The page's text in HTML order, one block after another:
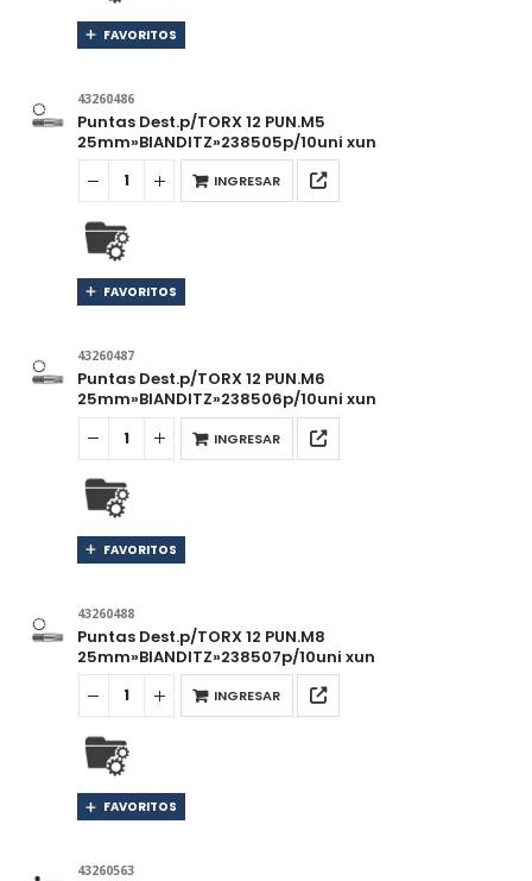
FAVORITOS
43260486
Puntas Dest.p/TORX 12 PUN.M5
25mm»BIANDITZ»238505p/10uni xun
INGRESAR
FAVORITOS
43260487
Puntas Dest.p/TORX 12 PUN.M6
25mm»BIANDITZ»238506p/10uni xun
INGRESAR
FAVORITOS
43260488
Puntas Dest.p/TORX 12 PUN.M8
25mm»BIANDITZ»238507p/10uni xun
INGRESAR
FAVORITOS
43260563